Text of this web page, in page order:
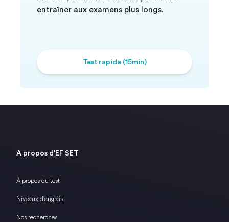
entraîner aux examens plus longs.
Test rapide (15min)
A propos d'EF SET
À propos du test
Niveaux d'anglais
Nos recherches